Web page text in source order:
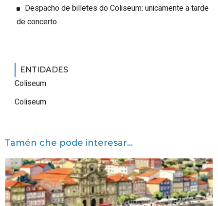
Despacho de billetes do Coliseum: unicamente a tarde
de concerto.
ENTIDADES
Coliseum
Coliseum
Tamén che pode interesar...